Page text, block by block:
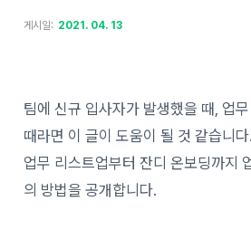
게시일: 2021. 04. 13
팀에 신규 입사자가 발생했을 때, 업
때라면 이 글이 도움이 될 것 같습니다.
업무 리스트업부터 잔디 온보딩까지
의 방법을 공개합니다.